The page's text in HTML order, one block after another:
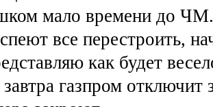
мало времени до ЧМ.
все перестроить,
как будет
завтра газпром отключит